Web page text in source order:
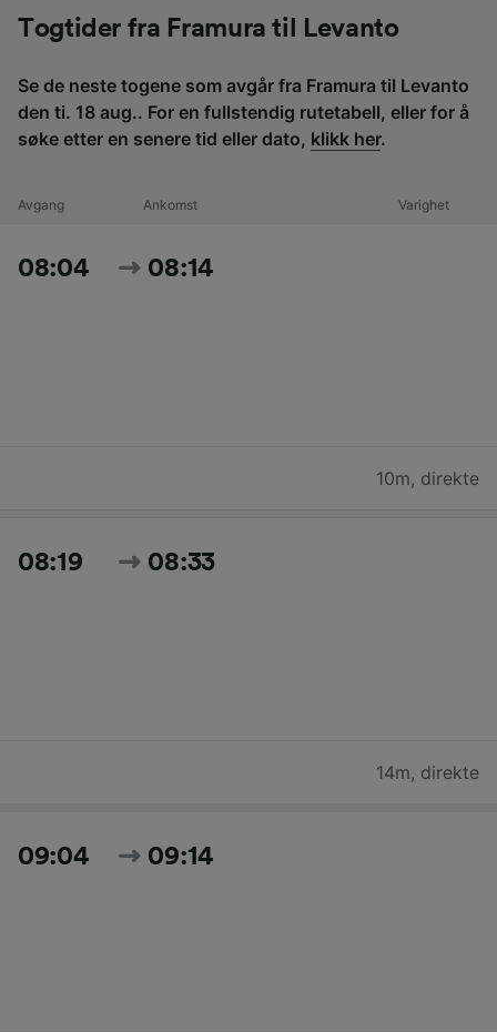
Togtider fra Framura til Levanto
Se de neste togene som avgår fra Framura til Levanto
den ti. 18 aug.. For en fullstendig rutetabell, eller for å
søke etter en senere tid eller dato, klikk her.
Avgang Ankomst Varighet
08:04 08:14
10m, direkte
08:19 08:33
14m, direkte
09:04 09:14